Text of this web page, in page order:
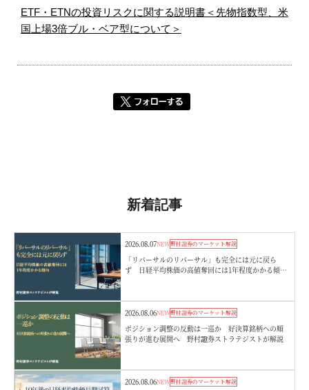
ETF・ETNの投資リスクに関する説明書＜先物指数型、米
国上場3倍ブル・ベア型について＞
新着記事
2026.08.07NEW野村證券のマーケット解説
「リバーサルのリバーサル」も完全には元に戻ら
ず 日経平均株価の高値奪回には1年程度かかる傾
2026.08.06NEW野村證券のマーケット解説
ポジション調整の反動は一巡か 好決算銘柄への順
張りが進む展開へ 野村證券ストラテジストが解説
2026.08.06NEW野村證券のマーケット解説